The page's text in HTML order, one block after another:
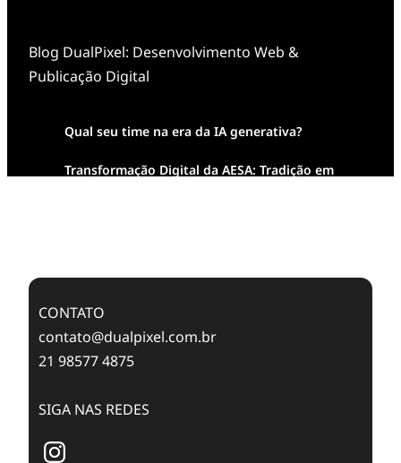
Blog DualPixel: Desenvolvimento Web &
Publicação Digital
Qual seu time na era da IA generativa?
Transformação Digital da AESA: Tradição em
CONTATO
contato@dualpixel.com.br
21 98577 4875
SIGA NAS REDES